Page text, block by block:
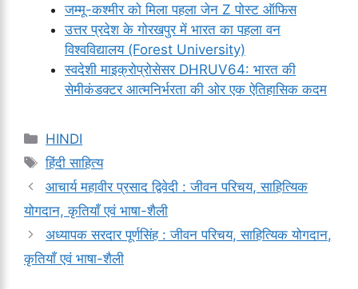
जम्मू-कश्मीर को मिला पहला जेन Z पोस्ट ऑफिस
उत्तर प्रदेश के गोरखपुर में भारत का पहला वन
विश्वविद्यालय (Forest University)
स्वदेशी माइक्रोप्रोसेसर DHRUV64: भारत की
सेमीकंडक्टर आत्मनिर्भरता की ओर एक ऐतिहासिक कदम
Categories
HINDI
Tags
हिंदी साहित्य
आचार्य महावीर प्रसाद द्विवेदी : जीवन परिचय, साहित्यिक
योगदान, कृतियाँ एवं भाषा-शैली
अध्यापक सरदार पूर्णसिंह : जीवन परिचय, साहित्यिक योगदान,
कृतियाँ एवं भाषा-शैली